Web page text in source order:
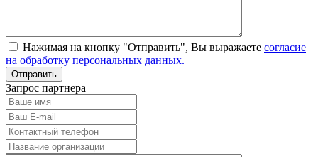
Нажимая на кнопку "Отправить", Вы выражаете согласие
на обработку персональных данных.
Запрос партнера